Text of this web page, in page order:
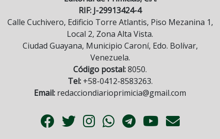
RIF: J-29913424-4
Calle Cuchivero, Edificio Torre Atlantis, Piso Mezanina 1,
Local 2, Zona Alta Vista.
Ciudad Guayana, Municipio Caroní, Edo. Bolívar,
Venezuela.
Código postal:8050.
Tel:+58-0412-8583263.
Email: redacciondiarioprimicia@gmail.com